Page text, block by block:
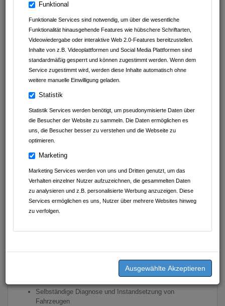
Funktional
Funktionale Services sind notwendig, um über die wesentliche
Funktionalität hinausgehende Features wie hübschere Schriftarten,
Videowiedergabe oder interaktive Web 2.0-Features bereitzustellen.
Inhalte von z.B. Videoplattformen und Social Media Plattformen sind
standardmäßig gesperrt und können zugestimmt werden. Wenn dem
Service zugestimmt wird, werden diese Inhalte automatisch ohne
weitere manuelle Einwilligung geladen.
Statistik
Statistik Services werden benötigt, um pseudonymisierte Daten über
die Besucher der Website zu sammeln. Die Daten ermöglichen es
uns, die Besucher besser zu verstehen und die Webseite zu
optimieren.
Marketing
Marketing Services werden von uns und Dritten genutzt, um das
Verhalten einzelner Nutzer aufzuzeichnen, die gesammelten Daten
zu analysieren und z.B. personalisierte Werbung anzuzeigen. Diese
Services ermöglichen es uns, Nutzer über mehrere Websites hinweg
zu verfolgen.
Beck GmbH
Klein Tortechnik Service
Geschrieben am
GmbH&Co.KG
Wir suchen ab sofort zur
einen/eKfz-Mechatroniker/in
Das erwartet Sie
Durchführung von Reparaturaufträgen sowie
Wartungsarbeiten an Fahrzeugen
Selbständige Diagnose und Instandsetzung von
Fahrzeugen